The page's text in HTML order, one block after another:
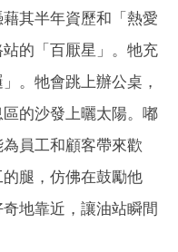
其半年資歷和「熱愛
的「百厭星」。牠充
。牠會跳上辦公桌，
的沙發上曬太陽。嘟
員工和顧客帶來歡
腿，仿佛在鼓勵他
地靠近，讓油站瞬間